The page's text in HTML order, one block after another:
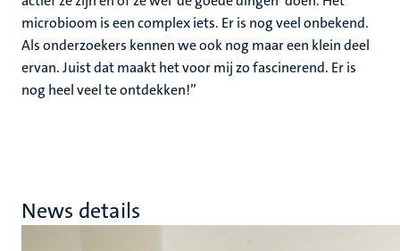
microbioom is een complex iets. Er is nog veel onbekend.
Als onderzoekers kennen we ook nog maar een klein deel
ervan. Juist dat maakt het voor mij zo fascinerend. Er is
nog heel veel te ontdekken!”
News details